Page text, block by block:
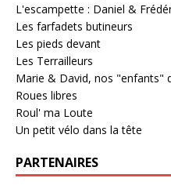
L'escampette : Daniel &
Les farfadets butineurs
Les pieds devant
Les Terrailleurs
Marie & David, nos "enfants"
Roues libres
Roul' ma Loute
Un petit vélo dans la tête
PARTENAIRES